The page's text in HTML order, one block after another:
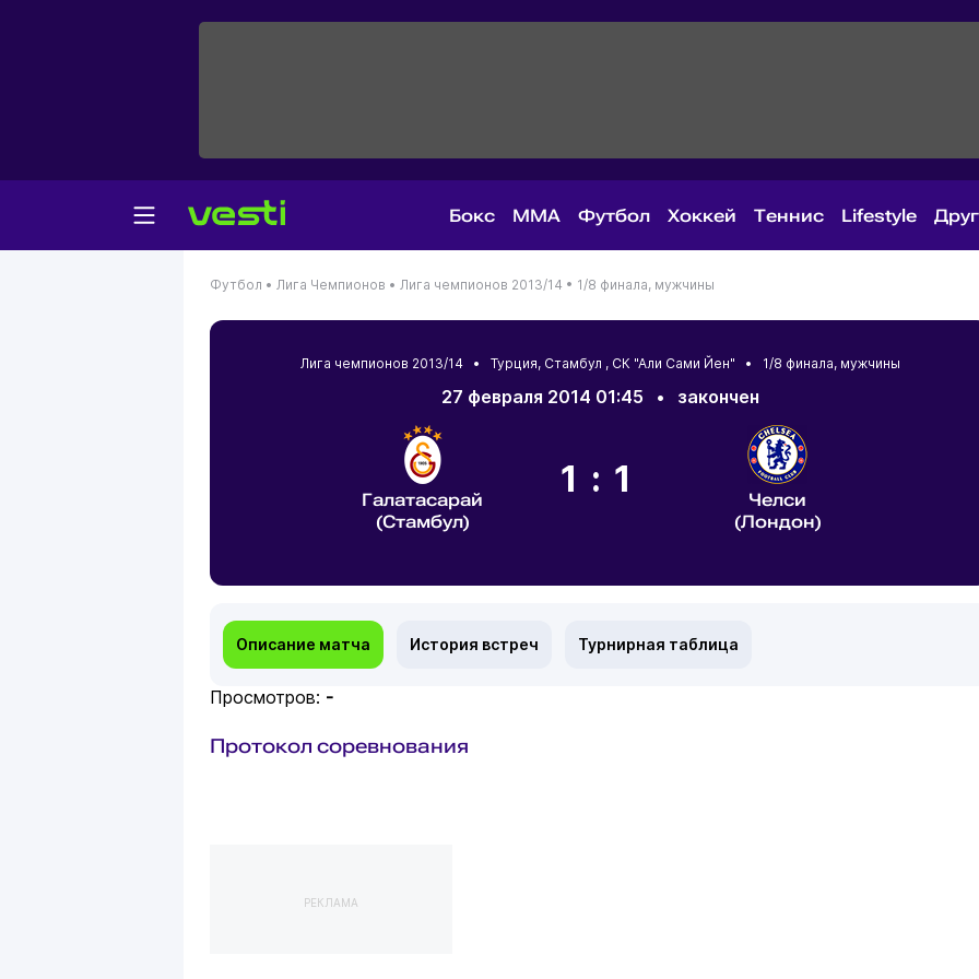
Бокс MMA Футбол Хоккей Теннис Lifestyle
Футбол • Лига Чемпионов • Лига чемпионов 2013/14 • 1/8 финала, мужчины
Лига чемпионов 2013/14 • Турция, Стамбул , СК "Али Сами Йен" • 1/8 финала, мужчины
27 февраля 2014 01:45 • закончен
Галатасарай
(Стамбул)
1:1
Челси
(Лондон)
Описание матча История встреч Турнирная таблица
Просмотров: -
Протокол соревнования
РЕКЛАМА